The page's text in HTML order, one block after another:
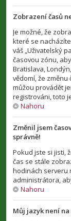
Zobrazení časů
Je možné, že
které se
váš „Uživatelský
časovou zónu,
Bratislava,
vědomí, že
můžou provádět
registrováni, toto
Nahoru
Změnil jsem
správně!
Pokud jste si jisti,
čas se stále
hodinách serveru
administrátora,
Nahoru
Můj jazyk není na